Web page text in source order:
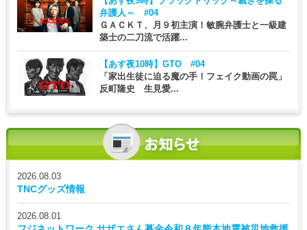
弁護人～ #04
ＧＡＣＫＴ、月９初主演！敏腕弁護士と一級建
築士の二刀流で活躍...
【あす夜10時】 GTO #04
「家出生徒に迫る魔の手！フェイク動画の罠」
反町隆史 生見愛...
2026.08.03
TNCグッズ情報
2026.08.01